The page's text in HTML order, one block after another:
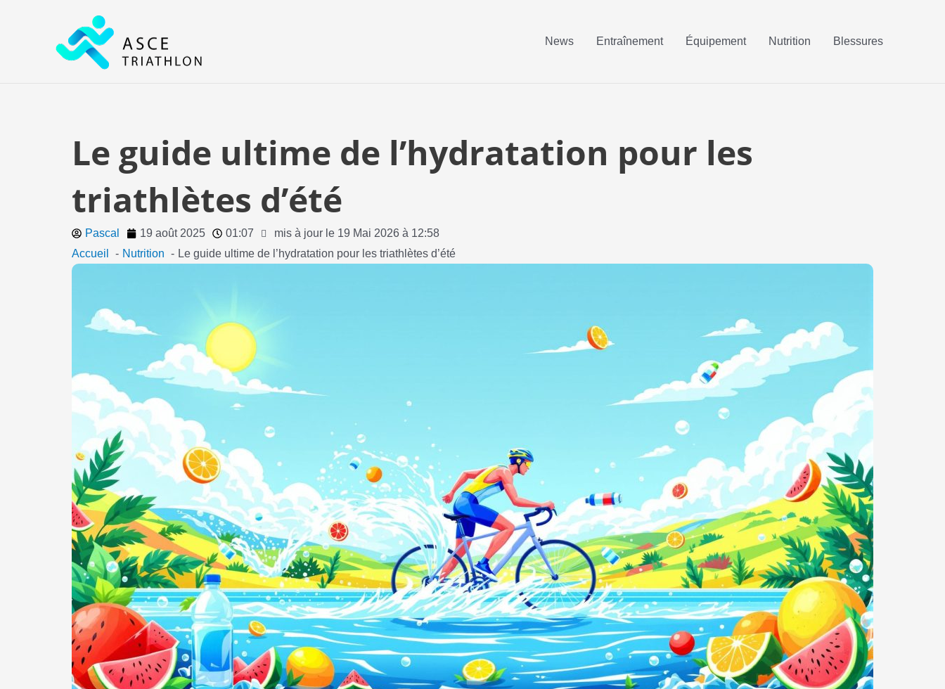
News Entraînement Équipement Nutrition Blessures
Le guide ultime de l’hydratation pour les
triathlètes d’été
Pascal 19 août 2025 01:07
mis à jour le 19 Mai 2026 à 12:58
Accueil
Nutrition Le guide ultime de l’hydratation pour les triathlètes d’été